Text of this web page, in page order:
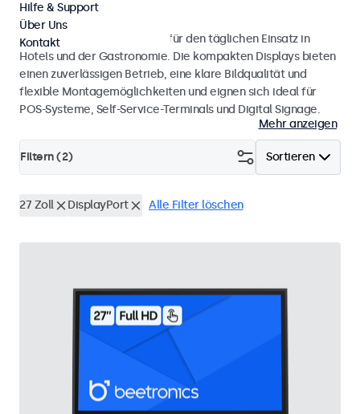
Gastronomie
Monitore und Touchscreens für den täglichen Einsatz in
Hotels und der Gastronomie. Die kompakten Displays bieten
einen zuverlässigen Betrieb, eine klare Bildqualität und
flexible Montagemöglichkeiten und eignen sich ideal für
POS-Systeme, Self-Service-Terminals und Digital Signage.
Mehr anzeigen
Sortieren
Filtern (2)
27 Zoll DisplayPort Alle Filter löschen
Hilfe & Support
Über Uns
Kontakt